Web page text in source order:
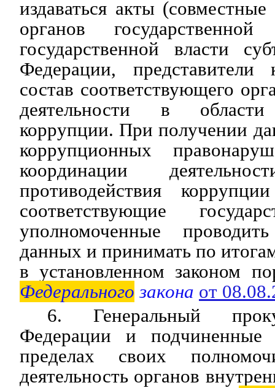
издаваться акты
органов
государственной власти
Федерации,
состав соответствующего
деятельности в области
коррупции. При получении
коррупционных
координации
противодействия
соответствующие
уполномоченные
данных и принимать по
в установленном законом
Федерального закона от
6. Генеральный
Федерации и
пределах своих
деятельность органов